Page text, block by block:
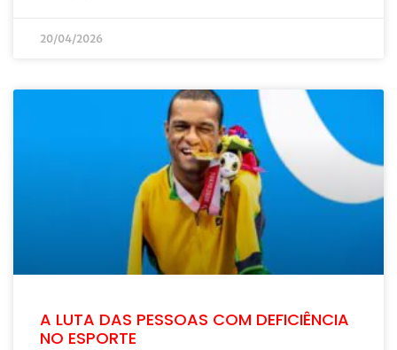
20/04/2026
A LUTA DAS PESSOAS COM DEFICIÊNCIA
NO ESPORTE